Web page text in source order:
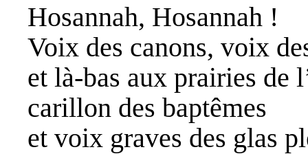
Hosannah, Hosannah !
Voix des canons, voix
et là-bas aux prairies de
carillon des baptêmes
et voix graves des glas